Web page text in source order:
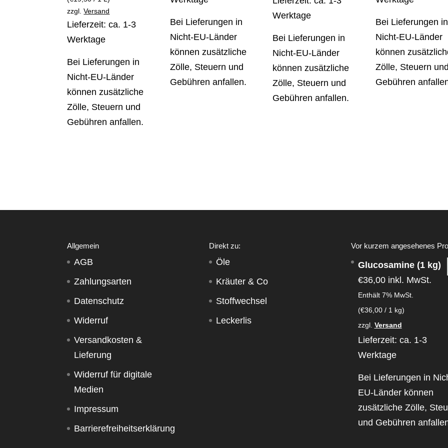
zzgl.Versand
Lieferzeit: ca. 1-3
Werktage
Bei Lieferungen in
Nicht-EU-Länder
können zusätzliche
Zölle, Steuern und
Gebühren anfallen.
Bei Lieferungen in
Nicht-EU-Länder
können zusätzliche
Zölle, Steuern und
Gebühren anfallen.
Werktage
Bei Lieferungen in
Nicht-EU-Länder
können zusätzliche
Zölle, Steuern und
Gebühren anfallen.
Bei Lieferungen in
Nicht-EU-Länder
können
Zölle, Steuern und
Gebühren
Allgemein
AGB
Zahlungsarten
Datenschutz
Widerruf
Versandkosten &
Lieferung
Widerruf für digitale
Medien
Impressum
Barrierefreiheitserklärung
Direkt zu:
Öle
Kräuter & Co
Stoffwechsel
Leckerlis
Vor kurzem angesehenes
Glucosamine (1 kg)
€36,00 inkl. MwSt.
Enthält 7% MwSt.
(€36,00/ 1 kg)
zzgl. Versand
Lieferzeit: ca. 1-3
Werktage
Bei Lieferungen in
EU-Länder können
zusätzliche Zölle,
und Gebühren